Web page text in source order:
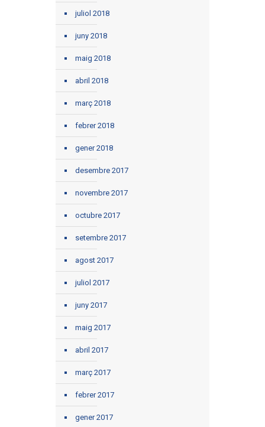
juliol 2018
juny 2018
maig 2018
abril 2018
març 2018
febrer 2018
gener 2018
desembre 2017
novembre 2017
octubre 2017
setembre 2017
agost 2017
juliol 2017
juny 2017
maig 2017
abril 2017
març 2017
febrer 2017
gener 2017